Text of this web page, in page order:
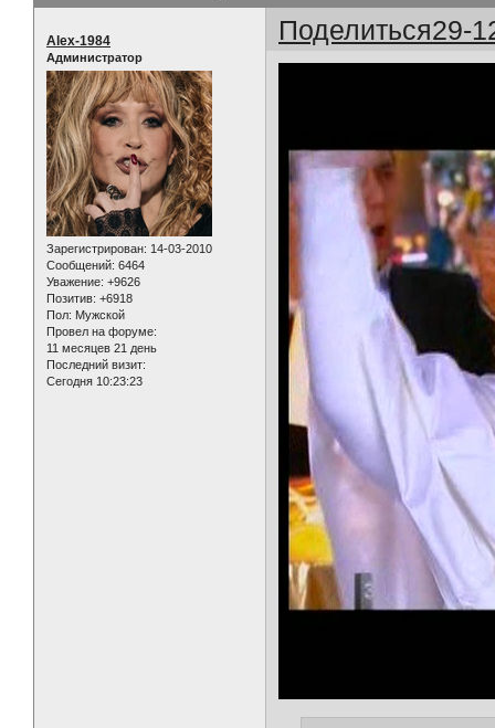
Поделиться29-
Alex-1984
Администратор
Зарегистрирован: 14-03-2010
Сообщений: 6464
Уважение: +9626
Позитив: +6918
Пол: Мужской
Провел на форуме:
11 месяцев 21 день
Последний визит:
Сегодня 10:23:23